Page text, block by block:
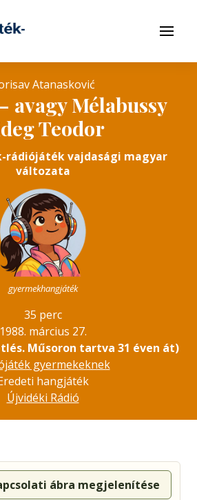
Menü
Atanasković
avagy Mélabussy
Teodor
rádiójáték vajdasági magyar
változata
gyermekhangjáték
35 perc
1988. március 27.
Műsoron tartva 31 éven át)
gyermekeknek
hangjáték
Újvidéki Rádió
ábra megjelenítése